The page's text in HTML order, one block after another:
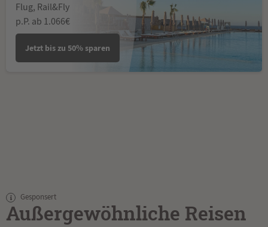
Flug, Rail&Fly
p.P. ab 1.066€
Jetzt bis zu 50% sparen
Gesponsert
Außergewöhnliche Reisen